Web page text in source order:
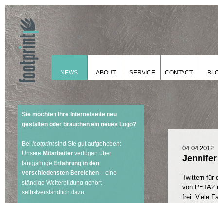
NEWS ABOUT SERVICE CONTACT
Sie möchten Ihre Internetseite neu
gestalten oder brauchen ein neues Logo?
Bei footprintsind Sie gut aufgehoben:
Unsere Mitarbeiter verfügen über
langjährige Erfahrung in den
verschiedensten Bereichen – eine
ständige Weiterbildung gehört
selbstverständlich dazu.
04.04.2012
Twittern
von PETA2
frei. Viele